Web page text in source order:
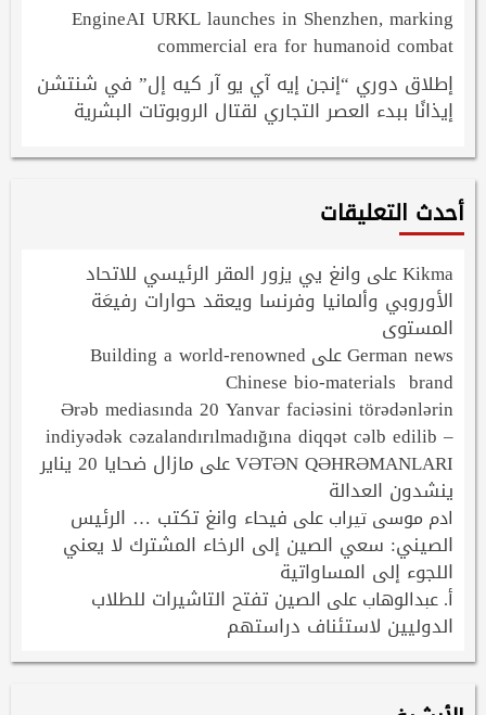
EngineAI URKL launches in Shenzhen, marking
commercial era for humanoid combat
إطلاق دوري “إنجن إيه آي يو آر كيه إل” في شنتشن
إيذانًا ببدء العصر التجاري لقتال الروبوتات البشرية
أحدث التعليقات
Kikmaعلى وانغ يي يزور المقر الرئيسي للاتحاد
الأوروبي وألمانيا وفرنسا ويعقد حوارات رفيعَة
المستوى
German newsعلى Building a world-renowned
Chinese bio-materials brand
Ərəb mediasında 20 Yanvar faciəsini törədənlərin
indiyədək cəzalandırılmadığına diqqət cəlb edilib –
VƏTƏN QƏHRƏMANLARIعلى مازال ضحايا 20 يناير
ينشدون العدالة
ادم موسى تيرابعلى فيحاء وانغ تكتب … الرئيس
الصيني: سعي الصين إلى الرخاء المشترك لا يعني
اللجوء إلى المساواتية
أ. عبدالوهابعلى الصين تفتح التاشيرات للطلاب
الدوليين لاستئناف دراستهم